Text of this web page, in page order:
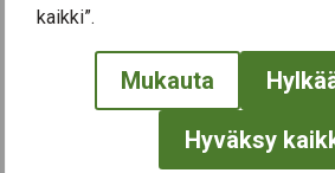
kaikki”.
Mukauta
Hyväksy
Senioreille on varattu Nokia Arenan
sisäänkäynnit,joilla katsojien on
todistamaan ikänsä.